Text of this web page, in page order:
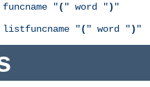
"( " word ") "
"( " word ") "